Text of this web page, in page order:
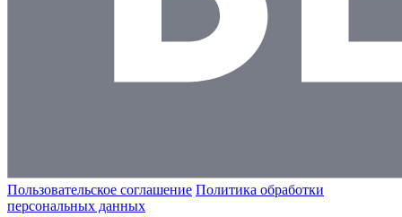
Пользовательское соглашение Политика обработки
персональных данных